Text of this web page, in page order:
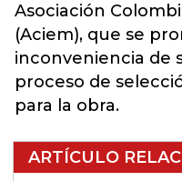
Asociación
(Aciem), que se
inconveniencia de
proceso de
para la obra.
ARTÍCULO